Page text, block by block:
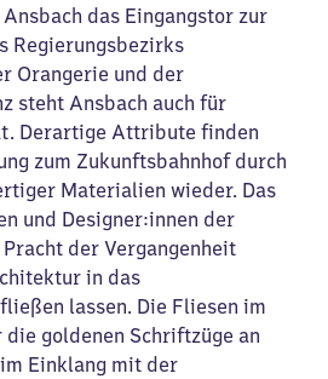
das Eingangstor zur
Regierungsbezirks
Orangerie und der
steht Ansbach auch für
Derartige Attribute finden
zum Zukunftsbahnhof durch
Materialien wieder. Das
und Designer:innen der
der Vergangenheit
in das
lassen. Die Fliesen im
goldenen Schriftzüge an
Einklang mit der